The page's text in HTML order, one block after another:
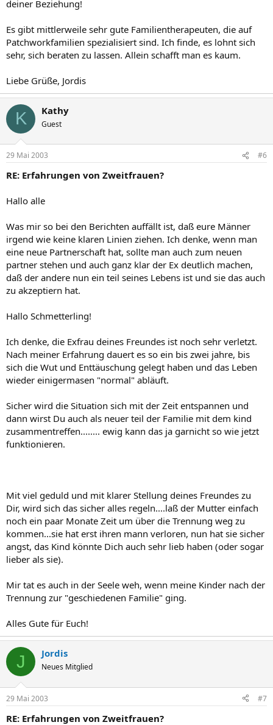
deiner Beziehung!
Es gibt mittlerweile sehr gute Familientherapeuten, die auf
Patchworkfamilien spezialisiert sind. Ich finde, es lohnt sich
sehr, sich beraten zu lassen. Allein schafft man es kaum.
Liebe Grüße, Jordis
K Kathy
Guest
29 Mai 2003 #6
RE: Erfahrungen von Zweitfrauen?
Hallo alle
Was mir so bei den Berichten auffällt ist, daß eure Männer
irgend wie keine klaren Linien ziehen. Ich denke, wenn man
eine neue Partnerschaft hat, sollte man auch zum neuen
partner stehen und auch ganz klar der Ex deutlich machen,
daß der andere nun ein teil seines Lebens ist und sie das auch
zu akzeptiern hat.
Hallo Schmetterling!
Ich denke, die Exfrau deines Freundes ist noch sehr verletzt.
Nach meiner Erfahrung dauert es so ein bis zwei jahre, bis
sich die Wut und Enttäuschung gelegt haben und das Leben
wieder einigermasen "normal" abläuft.
Sicher wird die Situation sich mit der Zeit entspannen und
dann wirst Du auch als neuer teil der Familie mit dem kind
zusammentreffen........ ewig kann das ja garnicht so wie jetzt
funktionieren.
Mit viel geduld und mit klarer Stellung deines Freundes zu
Dir, wird sich das sicher alles regeln....laß der Mutter einfach
noch ein paar Monate Zeit um über die Trennung weg zu
kommen...sie hat erst ihren mann verloren, nun hat sie sicher
angst, das Kind könnte Dich auch sehr lieb haben (oder sogar
lieber als sie).
Mir tat es auch in der Seele weh, wenn meine Kinder nach der
Trennung zur "geschiedenen Familie" ging.
Alles Gute für Euch!
J Jordis
Neues Mitglied
29 Mai 2003 #7
RE: Erfahrungen von Zweitfrauen?